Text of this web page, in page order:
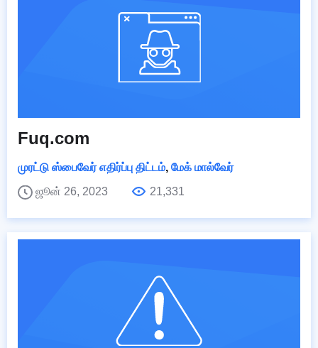
Fuq.com
முரட்டு ஸ்பைவேர் எதிர்ப்பு திட்டம், மேக் மால்வேர்
ஜூன் 26, 2023
21,331